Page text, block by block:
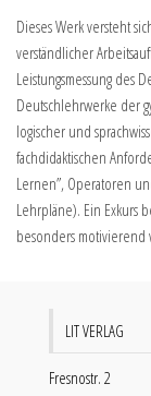
Dieses Werk versteht
verständlicher
Leistungsmessung des
Deutschlehrwerke der
logischer und
fachdidaktischen
Lernen”, Operatoren
Lehrpläne). Ein Exkurs
besonders
LIT VERLAG
Fresnostr. 2